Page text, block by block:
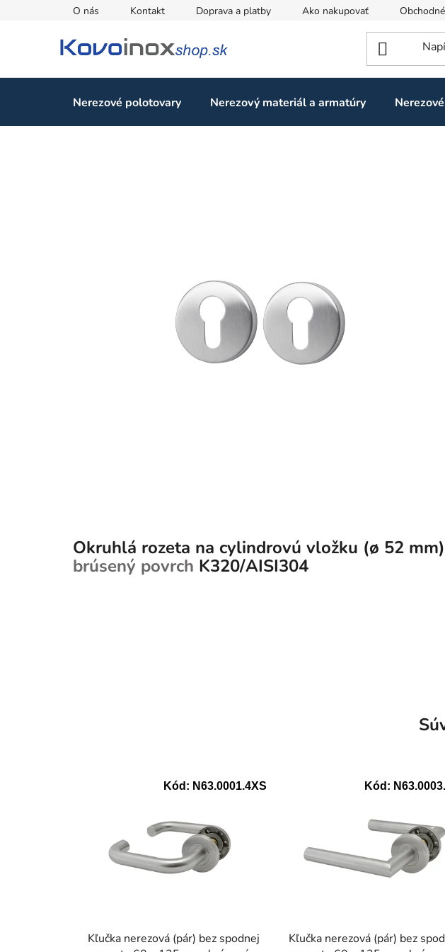
O nás Kontakt Doprava a platby Ako nakupovať
Nerezové polotovary Nerezový materiál a armatúry
Okruhlá rozeta na cylindrovú vložku (ø 52
brúsený povrch K320/AISI304
Kľučka nerezová (pár) bez spodnej
Kód: N63.0001.4XS
Kľučka nerezová (pár) bez
Kód: